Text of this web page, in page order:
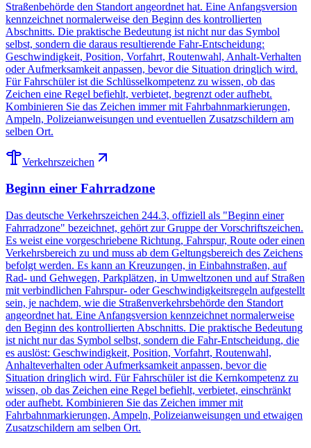
Straßenbehörde den Standort angeordnet hat. Eine Anfangsversion
kennzeichnet normalerweise den Beginn des kontrollierten
Abschnitts. Die praktische Bedeutung ist nicht nur das Symbol
selbst, sondern die daraus resultierende Fahr-Entscheidung:
Geschwindigkeit, Position, Vorfahrt, Routenwahl, Anhalt-Verhalten
oder Aufmerksamkeit anpassen, bevor die Situation dringlich wird.
Für Fahrschüler ist die Schlüsselkompetenz zu wissen, ob das
Zeichen eine Regel befiehlt, verbietet, begrenzt oder aufhebt.
Kombinieren Sie das Zeichen immer mit Fahrbahnmarkierungen,
Ampeln, Polizeianweisungen und eventuellen Zusatzschildern am
selben Ort.
Verkehrszeichen
Beginn einer Fahrradzone
Das deutsche Verkehrszeichen 244.3, offiziell als "Beginn einer
Fahrradzone" bezeichnet, gehört zur Gruppe der Vorschriftszeichen.
Es weist eine vorgeschriebene Richtung, Fahrspur, Route oder einen
Verkehrsbereich zu und muss ab dem Geltungsbereich des Zeichens
befolgt werden. Es kann an Kreuzungen, in Einbahnstraßen, auf
Rad- und Gehwegen, Parkplätzen, in Umweltzonen und auf Straßen
mit verbindlichen Fahrspur- oder Geschwindigkeitsregeln aufgestellt
sein, je nachdem, wie die Straßenverkehrsbehörde den Standort
angeordnet hat. Eine Anfangsversion kennzeichnet normalerweise
den Beginn des kontrollierten Abschnitts. Die praktische Bedeutung
ist nicht nur das Symbol selbst, sondern die Fahr-Entscheidung, die
es auslöst: Geschwindigkeit, Position, Vorfahrt, Routenwahl,
Anhalteverhalten oder Aufmerksamkeit anpassen, bevor die
Situation dringlich wird. Für Fahrschüler ist die Kernkompetenz zu
wissen, ob das Zeichen eine Regel befiehlt, verbietet, einschränkt
oder aufhebt. Kombinieren Sie das Zeichen immer mit
Fahrbahnmarkierungen, Ampeln, Polizeianweisungen und etwaigen
Zusatzschildern am selben Ort.